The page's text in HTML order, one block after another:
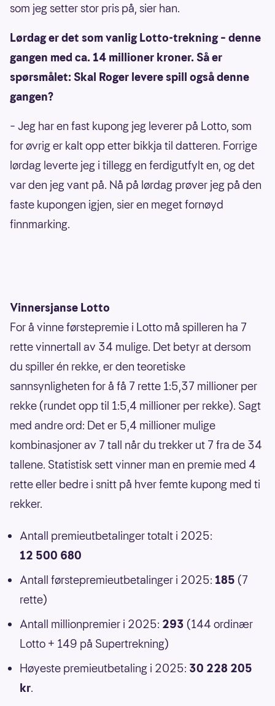
som jeg setter stor pris på, sier han.
Lørdag er det som vanlig Lotto-trekning – denne
gangen med ca. 14 millioner kroner. Så er
spørsmålet: Skal Roger levere spill også denne
gangen?
– Jeg har en fast kupong jeg leverer på Lotto, som
for øvrig er kalt opp etter bikkja til datteren. Forrige
lørdag leverte jeg i tillegg en ferdigutfylt en, og det
var den jeg vant på. Nå på lørdag prøver jeg på den
faste kupongen igjen, sier en meget fornøyd
finnmarking.
Vinnersjanse Lotto
For å vinne førstepremie i Lotto må spilleren ha 7
rette vinnertall av 34 mulige. Det betyr at dersom
du spiller én rekke, er den teoretiske
sannsynligheten for å få 7 rette 1:5,37 millioner per
rekke (rundet opp til 1:5,4 millioner per rekke). Sagt
med andre ord: Det er 5,4 millioner mulige
kombinasjoner av 7 tall når du trekker ut 7 fra de 34
tallene. Statistisk sett vinner man en premie med 4
rette eller bedre i snitt på hver femte kupong med ti
rekker.
Antall premieutbetalinger totalt i 2025:
12 500 680
Antall førstepremieutbetalinger i 2025: 185 (7
rette)
Antall millionpremier i 2025: 293 (144 ordinær
Lotto + 149 på Supertrekning)
Høyeste premieutbetaling i 2025: 30 228 205
kr.